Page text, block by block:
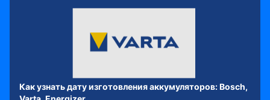
Как узнать дату изготовления аккумуляторов: Bosch,